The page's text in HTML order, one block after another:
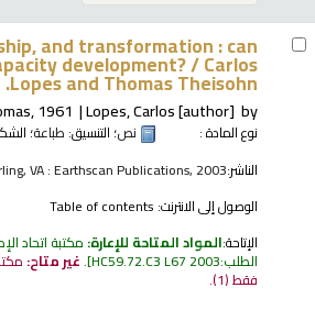
and transformation : can
development? /Carlos
Lopes and Thomas Theisohn.
by
Lopes, Carlos[author]
, 1961-
نوع المادة : نص؛ التنسيق: طباعة؛
الناشر:VA : Earthscan Publications, 2003
الوصول إلى الانترنت: Table of contents
الإتاحة:المواد المتاحة للإعارة: مكتبة اتحاد
الطلب:HC59.72.C3 L67 2003
.غير متاح:
فقط(1).